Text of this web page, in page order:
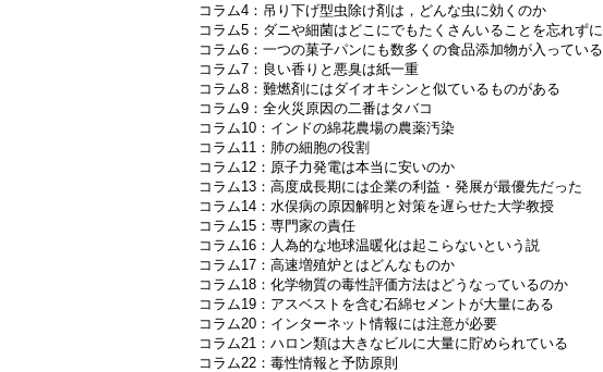
コラム4：吊り下げ型虫除け剤は，どんな虫に効くのか
コラム5：ダニや細菌はどこにでもたくさんいることを忘れずに
コラム6：一つの菓子パンにも数多くの食品添加物が入っている
コラム7：良い香りと悪臭は紙一重
コラム8：難燃剤にはダイオキシンと似ているものがある
コラム9：全火災原因の二番はタバコ
コラム10：インドの綿花農場の農薬汚染
コラム11：肺の細胞の役割
コラム12：原子力発電は本当に安いのか
コラム13：高度成長期には企業の利益・発展が最優先だった
コラム14：水俣病の原因解明と対策を遅らせた大学教授
コラム15：専門家の責任
コラム16：人為的な地球温暖化は起こらないという説
コラム17：高速増殖炉とはどんなものか
コラム18：化学物質の毒性評価方法はどうなっているのか
コラム19：アスベストを含む石綿セメントが大量にある
コラム20：インターネット情報には注意が必要
コラム21：ハロン類は大きなビルに大量に貯められている
コラム22：毒性情報と予防原則